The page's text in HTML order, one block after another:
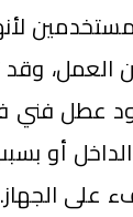
العمل،
عطل فني
أو
على الجهاز.